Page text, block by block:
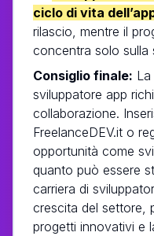
ciclo di vita
rilascio, mentre il
concentra solo sulla
Consiglio finale:
sviluppatore app
collaborazione.
FreelanceDEV.it o
opportunità come
quanto può essere
carriera di
crescita del settore,
progetti innovativi e